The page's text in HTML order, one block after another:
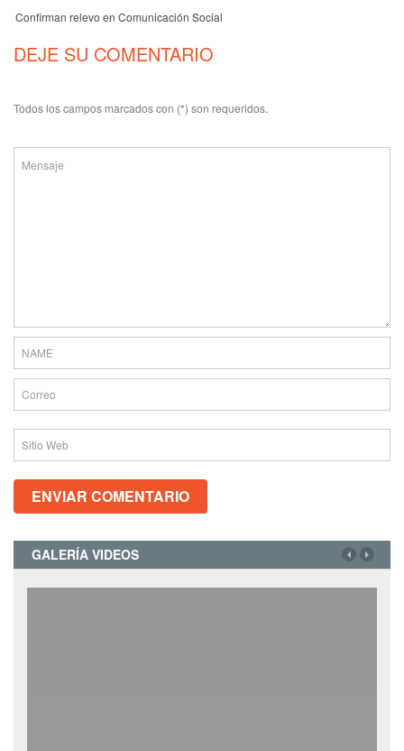
Confirman relevo en Comunicación Social
DEJE SU COMENTARIO
Todos los campos marcados con (*) son requeridos.
GALERÍA VIDEOS